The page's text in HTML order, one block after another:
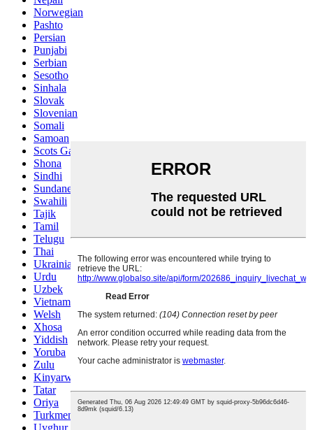
Norwegian
Pashto
Persian
Punjabi
Serbian
Sesotho
Sinhala
Slovak
Slovenian
Somali
Samoan
Scots Gaelic
Shona
Sindhi
Sundanese
Swahili
Tajik
Tamil
Telugu
Thai
Ukrainian
Urdu
Uzbek
Vietnamese
Welsh
Xhosa
Yiddish
Yoruba
Zulu
Kinyarwanda
Tatar
Oriya
Turkmen
Uyghur